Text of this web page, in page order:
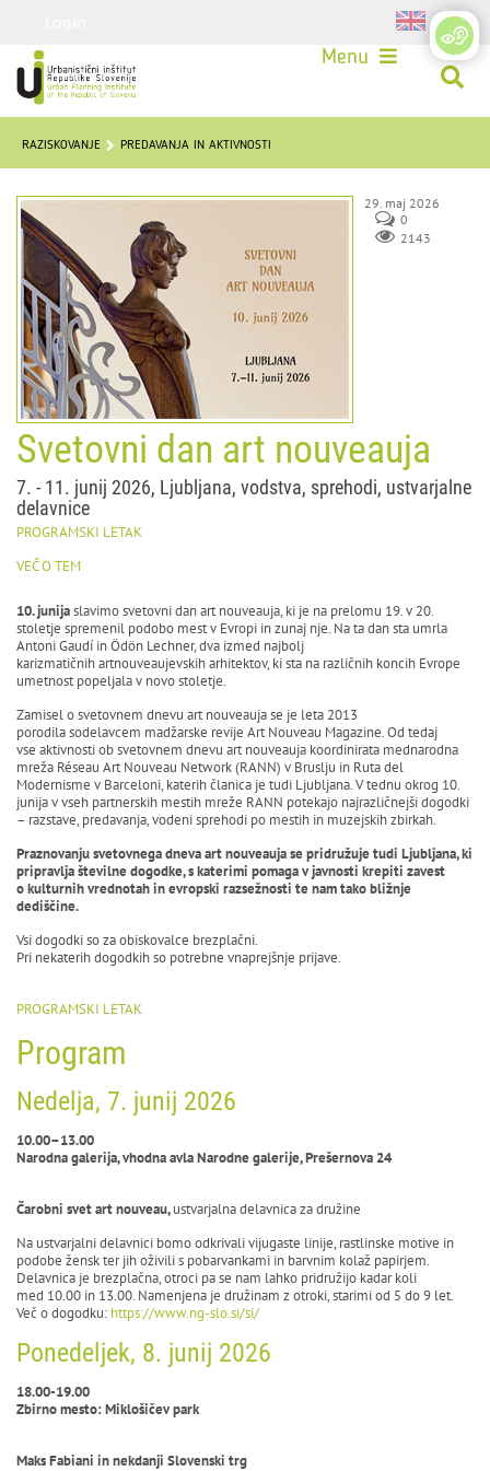
Menu
RAZISKOVANJE PREDAVANJA IN AKTIVNOSTI
29. maj 2026
0
2143
Svetovni dan art nouveauja
7. - 11. junij 2026, Ljubljana, vodstva, sprehodi, ustvarjalne
delavnice
PROGRAMSKI LETAK
VEČ O TEM
10. junijaslavimo svetovni dan art nouveauja, ki je na prelomu 19. v 20.
stoletje spremenil podobo mest v Evropi in zunaj nje. Na ta dan sta umrla
Antoni Gaudí in Ödön Lechner, dva izmed najbolj
karizmatičnih artnouveaujevskih arhitektov, ki sta na različnih koncih Evrope
umetnost popeljala v novo stoletje.
Zamisel o svetovnem dnevu art nouveauja se je leta 2013
porodila sodelavcem madžarske revije Art Nouveau Magazine. Od tedaj
vse aktivnosti ob svetovnem dnevu art nouveauja koordinirata mednarodna
mreža Réseau Art Nouveau Network (RANN) v Bruslju in Ruta del
Modernisme v Barceloni, katerih članica je tudi Ljubljana. V tednu okrog 10.
junija v vseh partnerskih mestih mreže RANN potekajo najrazličnejši dogodki
– razstave, predavanja, vodeni sprehodi po mestih in muzejskih zbirkah.
Praznovanju svetovnega dneva art nouveauja se pridružuje tudi Ljubljana, ki
pripravlja številne dogodke, s katerimi pomaga v javnosti krepiti zavest
o kulturnih vrednotah in evropski razsežnosti te nam tako bližnje
dediščine.
Vsi dogodki so za obiskovalce brezplačni.
Pri nekaterih dogodkih so potrebne vnaprejšnje prijave.
PROGRAMSKI LETAK
Program
Nedelja, 7. junij 2026
10.00–13.00
Narodna galerija, vhodna avla Narodne galerije, Prešernova 24
Čarobni svet art nouveau,ustvarjalna delavnica za družine
Na ustvarjalni delavnici bomo odkrivali vijugaste linije, rastlinske motive in
podobe žensk ter jih oživili s pobarvankami in barvnim kolaž papirjem.
Delavnica je brezplačna, otroci pa se nam lahko pridružijo kadar koli
med 10.00 in 13.00. Namenjena je družinam z otroki, starimi od 5 do 9 let.
Več o dogodku: https://www.ng-slo.si/si/
Ponedeljek, 8. junij 2026
18.00-19.00
Zbirno mesto: Miklošičev park
Maks Fabiani in nekdanji Slovenski trg